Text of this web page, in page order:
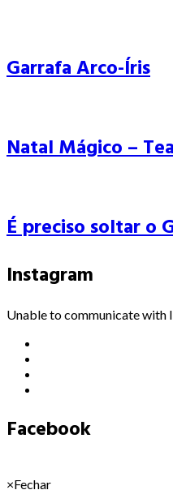
Garrafa Arco-Íris
Natal Mágico –
É preciso soltar o
Instagram
Unable to communicate with
Facebook
×Fechar